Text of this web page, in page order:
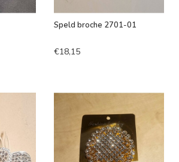
Speld broche 2701-01
€18,15